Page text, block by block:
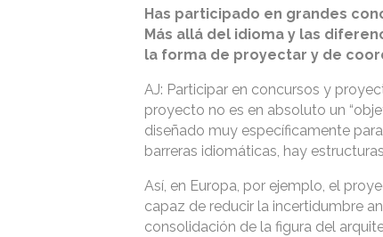
Has participado en grandes
Más allá del idioma y las
la forma de proyectar y de
AJ: Participar en concursos y
proyecto no es en absoluto un
diseñado muy específicamente
barreras idiomáticas, hay
Así, en Europa, por ejemplo, el
capaz de reducir la incertidumbre
consolidación de la figura del